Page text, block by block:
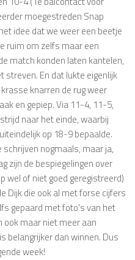
moegestreden Snap
idee dat we weer een beetje
ruim om zelfs maar een
match konden laten kantelen,
En dat lukte eigenlijk
knarren de rug weer
en gepiep. Via 11-4, 11-5,
naar het einde, waarbij
op 18-9 bepaalde.
nogmaals, maar ja,
zijn de bespiegelingen over
wel of niet goed geregistreerd)
Dijk die ook al met forse cijfers
gepaard met foto's van het
ook maar niet meer aan
belangrijker dan winnen. Dus
week!